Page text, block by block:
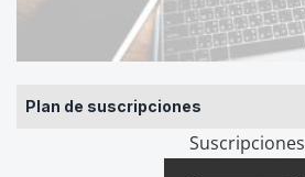
Plan de suscripciones
Suscripciones